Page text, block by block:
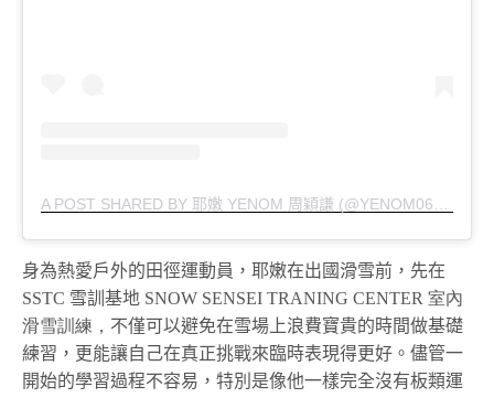
A POST SHARED BY 耶嫩 YENOM 周穎謙 (@YENOM0612)
身為熱愛戶外的田徑運動員，耶嫩在出國滑雪前，先在
SSTC 雪訓基地 SNOW SENSEI TRANING CENTER 室內
滑雪訓練， 不僅可以避免在雪場上浪費寶貴的時間做基礎
練習，更能讓自己在真正挑戰來臨時表現得更好。儘管一
開始的學習過程不容易，特別是像他一樣完全沒有板類運